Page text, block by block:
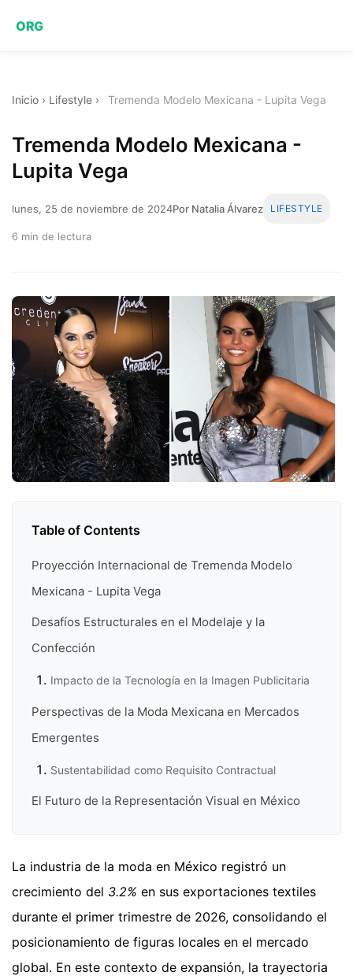
ORG
Inicio › Lifestyle › Tremenda Modelo Mexicana - Lupita Vega
Tremenda Modelo Mexicana -
Lupita Vega
lunes, 25 de noviembre de 2024Por Natalia Álvarez LIFESTYLE
6 min de lectura
Table of Contents
Proyección Internacional de Tremenda Modelo
Mexicana - Lupita Vega
Desafíos Estructurales en el Modelaje y la
Confección
Impacto de la Tecnología en la Imagen Publicitaria
Perspectivas de la Moda Mexicana en Mercados
Emergentes
Sustentabilidad como Requisito Contractual
El Futuro de la Representación Visual en México
La industria de la moda en México registró un
crecimiento del 3.2% en sus exportaciones textiles
durante el primer trimestre de 2026, consolidando el
posicionamiento de figuras locales en el mercado
global. En este contexto de expansión, la trayectoria